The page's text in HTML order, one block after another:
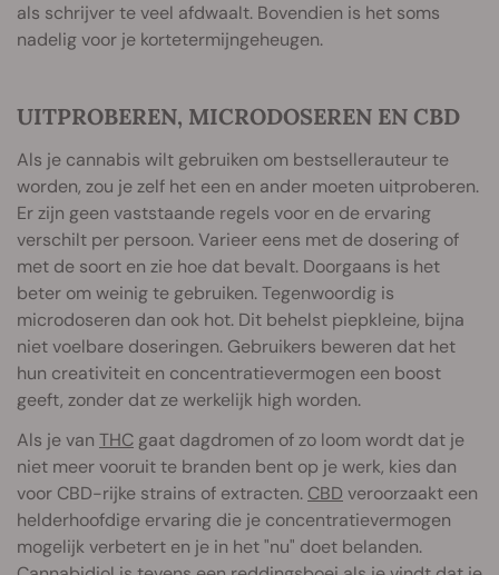
als schrijver te veel afdwaalt. Bovendien is het soms
nadelig voor je kortetermijngeheugen.
UITPROBEREN, MICRODOSEREN EN CBD
Als je cannabis wilt gebruiken om bestsellerauteur te
worden, zou je zelf het een en ander moeten uitproberen.
Er zijn geen vaststaande regels voor en de ervaring
verschilt per persoon. Varieer eens met de dosering of
met de soort en zie hoe dat bevalt. Doorgaans is het
beter om weinig te gebruiken. Tegenwoordig is
microdoseren dan ook hot. Dit behelst piepkleine, bijna
niet voelbare doseringen. Gebruikers beweren dat het
hun creativiteit en concentratievermogen een boost
geeft, zonder dat ze werkelijk high worden.
Als je van THC gaat dagdromen of zo loom wordt dat je
niet meer vooruit te branden bent op je werk, kies dan
voor CBD-rijke strains of extracten. CBD veroorzaakt een
helderhoofdige ervaring die je concentratievermogen
mogelijk verbetert en je in het "nu" doet belanden.